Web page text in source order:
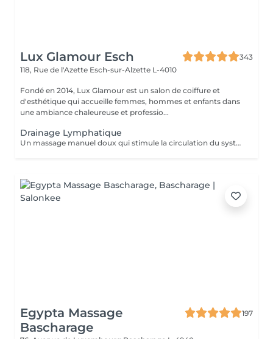
Lux Glamour Esch
343
118, Rue de l'Azette Esch-sur-Alzette L-4010
Fondé en 2014, Lux Glamour est un salon de coiffure et
d'esthétique qui accueille femmes, hommes et enfants dans
une ambiance chaleureuse et professio...
Drainage Lymphatique
Un massage manuel doux qui stimule la circulation du système lymphatique, favorisant l'élimination des toxines et la réduction des gonflements (lympdèmes) causés par l'accumulation de la lymphe. Idéal pour améliorer la circulation, détoxiquer l'organisme et soulager la sensation de jambes lourdes.
Egypta Massage
Bascharage
197